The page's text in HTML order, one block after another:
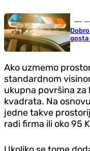
gosta
Ako uzmemo
standardnom
ukupna površina
kvadrata. Na
jedne takve
radi firma ili oko 95